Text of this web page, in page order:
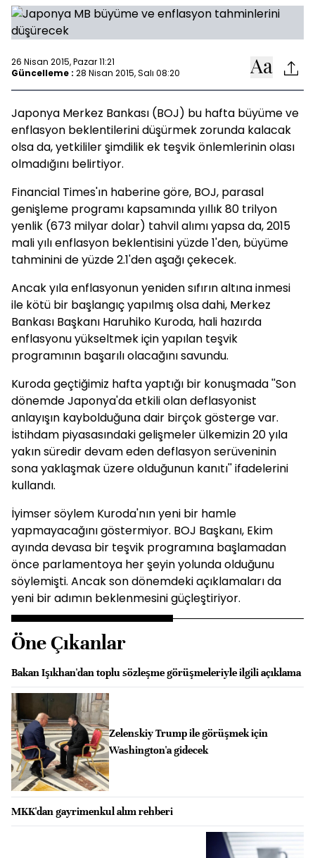
26 Nisan 2015, Pazar 11:21
Güncelleme : 28 Nisan 2015, Salı 08:20
Japonya Merkez Bankası (BOJ) bu hafta büyüme ve
enflasyon beklentilerini düşürmek zorunda kalacak
olsa da, yetkililer şimdilik ek teşvik önlemlerinin olası
olmadığını belirtiyor.
Financial Times'ın haberine göre, BOJ, parasal
genişleme programı kapsamında yıllık 80 trilyon
yenlik (673 milyar dolar) tahvil alımı yapsa da, 2015
mali yılı enflasyon beklentisini yüzde 1'den, büyüme
tahminini de yüzde 2.1'den aşağı çekecek.
Ancak yıla enflasyonun yeniden sıfırın altına inmesi
ile kötü bir başlangıç yapılmış olsa dahi, Merkez
Bankası Başkanı Haruhiko Kuroda, hali hazırda
enflasyonu yükseltmek için yapılan teşvik
programının başarılı olacağını savundu.
Kuroda geçtiğimiz hafta yaptığı bir konuşmada ''Son
dönemde Japonya'da etkili olan deflasyonist
anlayışın kaybolduğuna dair birçok gösterge var.
İstihdam piyasasındaki gelişmeler ülkemizin 20 yıla
yakın süredir devam eden deflasyon serüveninin
sona yaklaşmak üzere olduğunun kanıtı'' ifadelerini
kullandı.
İyimser söylem Kuroda'nın yeni bir hamle
yapmayacağını göstermiyor. BOJ Başkanı, Ekim
ayında devasa bir teşvik programına başlamadan
önce parlamentoya her şeyin yolunda olduğunu
söylemişti. Ancak son dönemdeki açıklamaları da
yeni bir adımın beklenmesini güçleştiriyor.
Öne Çıkanlar
Bakan Işıkhan'dan toplu sözleşme görüşmeleriyle ilgili açıklama
Zelenskiy Trump ile görüşmek için
Washington'a gidecek
MKK'dan gayrimenkul alım rehberi